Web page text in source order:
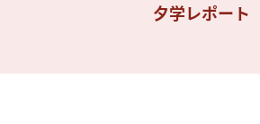
夕学レポート